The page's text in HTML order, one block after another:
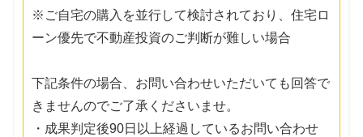
※ご自宅の購入を並行して検討されており、住宅ロ
ーン優先で不動産投資のご判断が難しい場合
下記条件の場合、お問い合わせいただいても回答で
きませんのでご了承くださいませ。
・成果判定後90日以上経過しているお問い合わせ